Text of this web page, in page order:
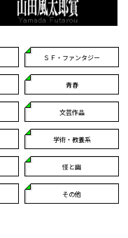
ＳＦ・ファンタジー
青春
文芸作品
学術・教養系
怪と幽
その他